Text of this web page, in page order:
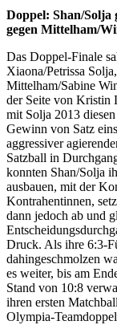
Doppel: Shan/Solja
gegen Mittelham/
Das Doppel-Finale
Xiaona/Petrissa
Mittelham/Sabine
der Seite von Kristin
mit Solja 2013
Gewinn von Satz
aggressiver
Satzball in
konnten Shan/Solja
ausbauen, mit der
Kontrahentinnen,
dann jedoch ab und
Druck. Als ihre 6:3-
dahingeschmolzen
es weiter, bis am
Stand von 10:8
ihren ersten
Olympia-